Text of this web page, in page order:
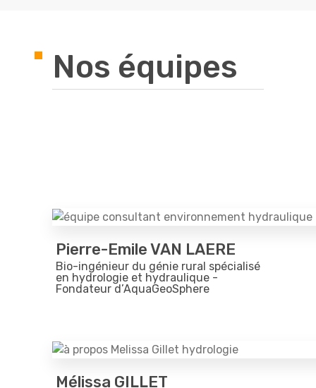
Nos équipes
Pierre-Emile VAN LAERE
Bio-ingénieur du génie rural spécialisé
en hydrologie et hydraulique -
Fondateur d’AquaGeoSphere
Mélissa GILLET